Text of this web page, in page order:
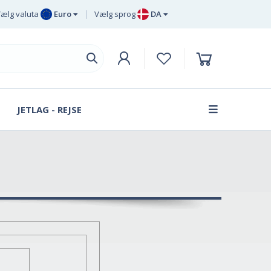
valuta Euro
Svenske
Vælg sprog DA
DE
JETLAG - REJSE